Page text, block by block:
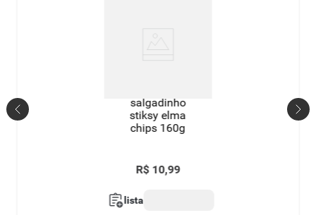
salgadinho
stiksy elma
chips 160g
R$ 10,99
lista